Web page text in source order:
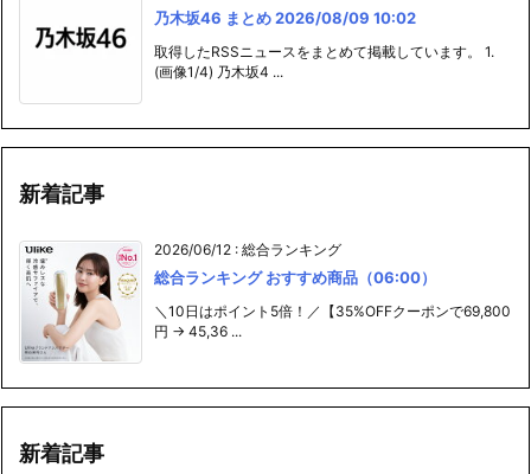
乃木坂46 まとめ 2026/08/09 10:02
取得したRSSニュースをまとめて掲載しています。 1.
(画像1/4) 乃木坂4 ...
新着記事
2026/06/12 : 総合ランキング
総合ランキング おすすめ商品（06:00）
＼10日はポイント5倍！／【35%OFFクーポンで69,800
円 → 45,36 ...
新着記事